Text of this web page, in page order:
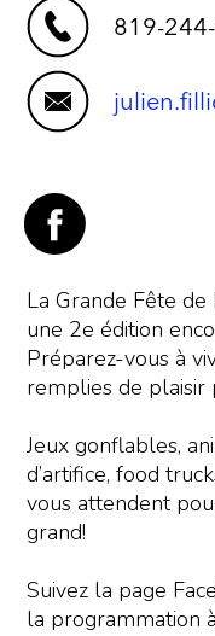
La Grande Fête
une 2e édition
Préparez-vous à
remplies de
Jeux gonflables,
d’artifice, food
vous attendent
grand!
Suivez la page
la programmation
819-